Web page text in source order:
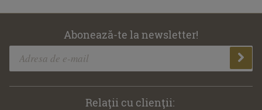
Abonează-te la newsletter!
Relaţii cu clienţii: